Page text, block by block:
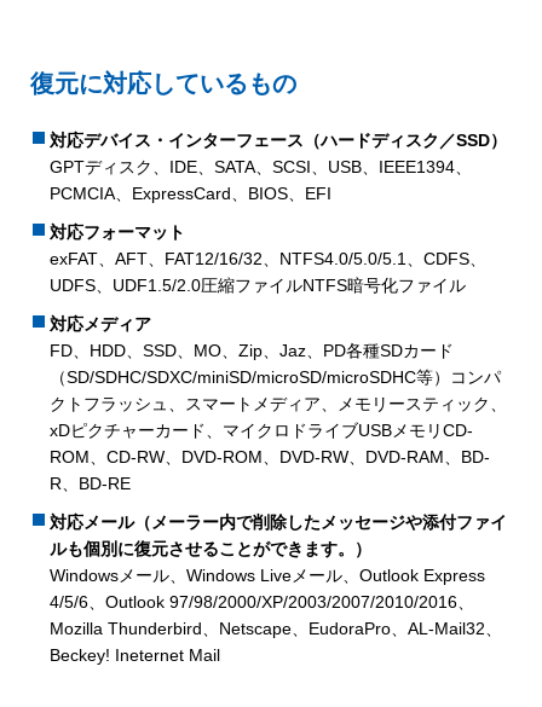
復元に対応しているもの
対応デバイス・インターフェース（ハードディスク／SSD）
GPTディスク、IDE、SATA、SCSI、USB、IEEE1394、
PCMCIA、ExpressCard、BIOS、EFI
対応フォーマット
exFAT、AFT、FAT12/16/32、NTFS4.0/5.0/5.1、CDFS、
UDFS、UDF1.5/2.0圧縮ファイルNTFS暗号化ファイル
対応メディア
FD、HDD、SSD、MO、Zip、Jaz、PD各種SDカード
（SD/SDHC/SDXC/miniSD/microSD/microSDHC等）コンパ
クトフラッシュ、スマートメディア、メモリースティック、
xDピクチャーカード、マイクロドライブUSBメモリCD-
ROM、CD-RW、DVD-ROM、DVD-RW、DVD-RAM、BD-
R、BD-RE
対応メール（メーラー内で削除したメッセージや添付ファイ
ルも個別に復元させることができます。）
Windowsメール、Windows Liveメール、Outlook Express
4/5/6、Outlook 97/98/2000/XP/2003/2007/2010/2016、
Mozilla Thunderbird、Netscape、EudoraPro、AL-Mail32、
Beckey! Ineternet Mail